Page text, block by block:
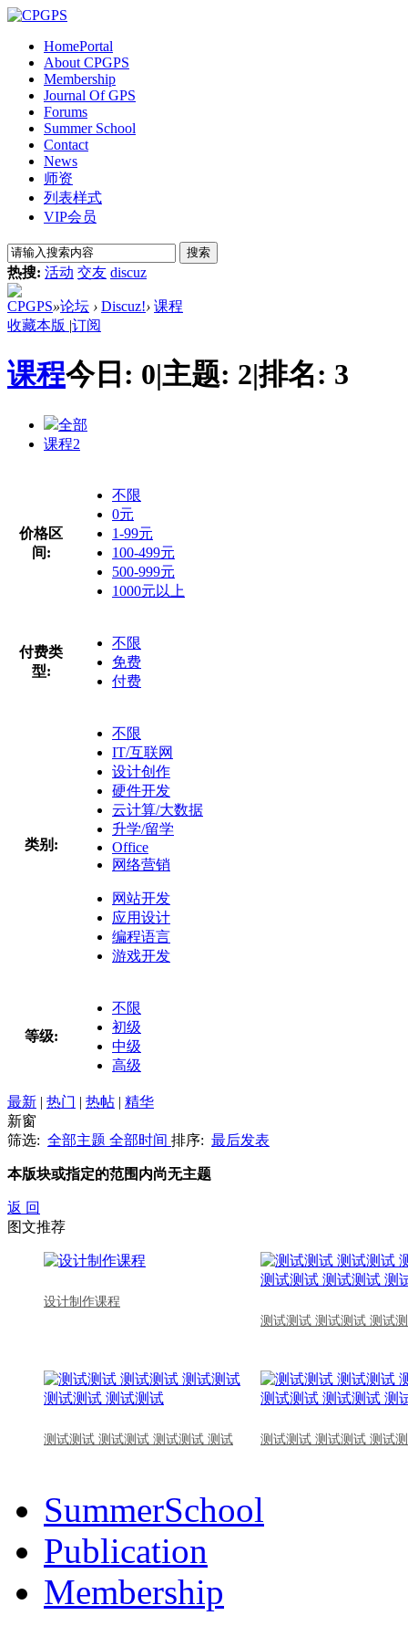
HomePortal
About CPGPS
Membership
Journal Of GPS
Forums
Summer School
Contact
News
师资
列表样式
VIP会员
搜索
热搜: 活动 交友 discuz
CPGPS»论坛 › Discuz!› 课程
收藏本版 |订阅
课程今日: 0|主题: 2|排名: 3
全部
课程2
价格区
间:
不限
0元
1-99元
100-499元
500-999元
1000元以上
付费类
型:
不限
免费
付费
类别:
不限
IT/互联网
设计创作
硬件开发
云计算/大数据
升学/留学
Office
网络营销
网站开发
应用设计
编程语言
游戏开发
等级:
不限
初级
中级
高级
最新 | 热门 | 热帖 | 精华
新窗
筛选: 全部主题 全部时间 排序: 最后发表
本版块或指定的范围内尚无主题
返 回
图文推荐
设计制作课程
测试测试 测试测试 测试
测试测试 测试测试 测试测试 测试 测试测试 测试测试 测试
SummerSchool
Publication
Membership